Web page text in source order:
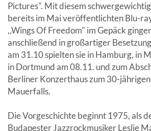
Pictures". Mit diesem
bereits im Mai veröffentlichten Blu-
,,Wings Of Freedom" im Gepäck
anschließend in großartiger
am 31.10 spielten sie in Hamburg, in
in Dortmund am 08.11. und zum
Berliner Konzerthaus zum 30-
Mauerfalls.
Die Vorgeschichte beginnt 1975, als
Budapester Jazzrockmusiker Leslie